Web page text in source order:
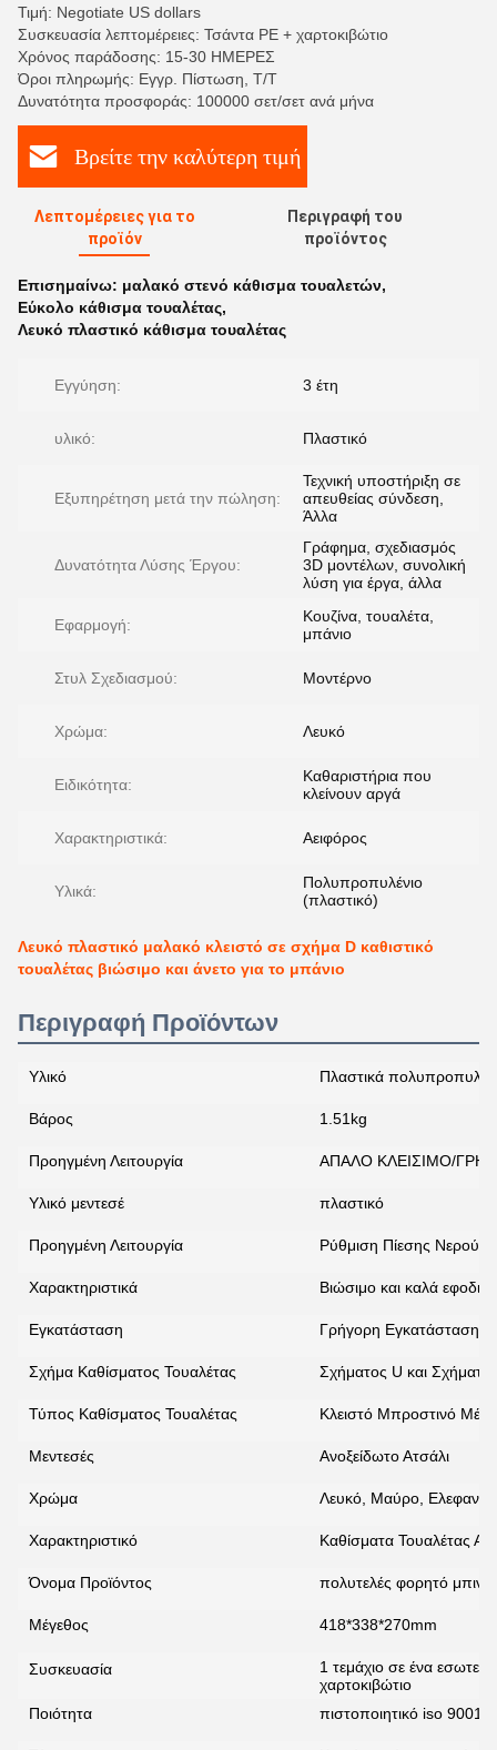
Τιμή: Negotiate US dollars
Συσκευασία λεπτομέρειες: Τσάντα PE + χαρτοκιβώτιο
Χρόνος παράδοσης: 15-30 ΗΜΕΡΕΣ
Όροι πληρωμής: Εγγρ. Πίστωση, T/T
Δυνατότητα προσφοράς: 100000 σετ/σετ ανά μήνα
Βρείτε την καλύτερη τιμή
Λεπτομέρειες για το
προϊόν
Περιγραφή του
προϊόντος
Επισημαίνω: μαλακό στενό κάθισμα τουαλετών,
Εύκολο κάθισμα τουαλέτας,
Λευκό πλαστικό κάθισμα τουαλέτας
Εγγύηση: 3 έτη
υλικό: Πλαστικό
Εξυπηρέτηση μετά την πώληση:
Τεχνική υποστήριξη σε
απευθείας σύνδεση,
Άλλα
Δυνατότητα Λύσης Έργου:
Γράφημα, σχεδιασμός
3D μοντέλων, συνολική
λύση για έργα, άλλα
Εφαρμογή:
Κουζίνα, τουαλέτα,
μπάνιο
Στυλ Σχεδιασμού: Μοντέρνο
Χρώμα: Λευκό
Ειδικότητα:
Καθαριστήρια που
κλείνουν αργά
Χαρακτηριστικά: Αειφόρος
Υλικά:
Πολυπροπυλένιο
(πλαστικό)
Λευκό πλαστικό μαλακό κλειστό σε σχήμα D καθιστικό
τουαλέτας βιώσιμο και άνετο για το μπάνιο
Περιγραφή Προϊόντων
Υλικό Πλαστικά
Βάρος 1.51kg
Προηγμένη Λειτουργία ΑΠΑΛΟ ΚΛΕΙΣΙΜΟ/
Υλικό μεντεσέ πλαστικό
Προηγμένη Λειτουργία Ρύθμιση Πίεσης Νερού
Χαρακτηριστικά Βιώσιμο και καλά
Εγκατάσταση Γρήγορη Εγκατάσταση
Σχήμα Καθίσματος Τουαλέτας Σχήματος U και
Τύπος Καθίσματος Τουαλέτας Κλειστό Μπροστινό
Μεντεσές Ανοξείδωτο Ατσάλι
Χρώμα Λευκό, Μαύρο,
Χαρακτηριστικό Καθίσματα Τουαλέτας
Όνομα Προϊόντος πολυτελές φορητό μπιντέ
Μέγεθος 418*338*270mm
Συσκευασία
1 τεμάχιο σε ένα
χαρτοκιβώτιο
Ποιότητα
πιστοποιητικό iso